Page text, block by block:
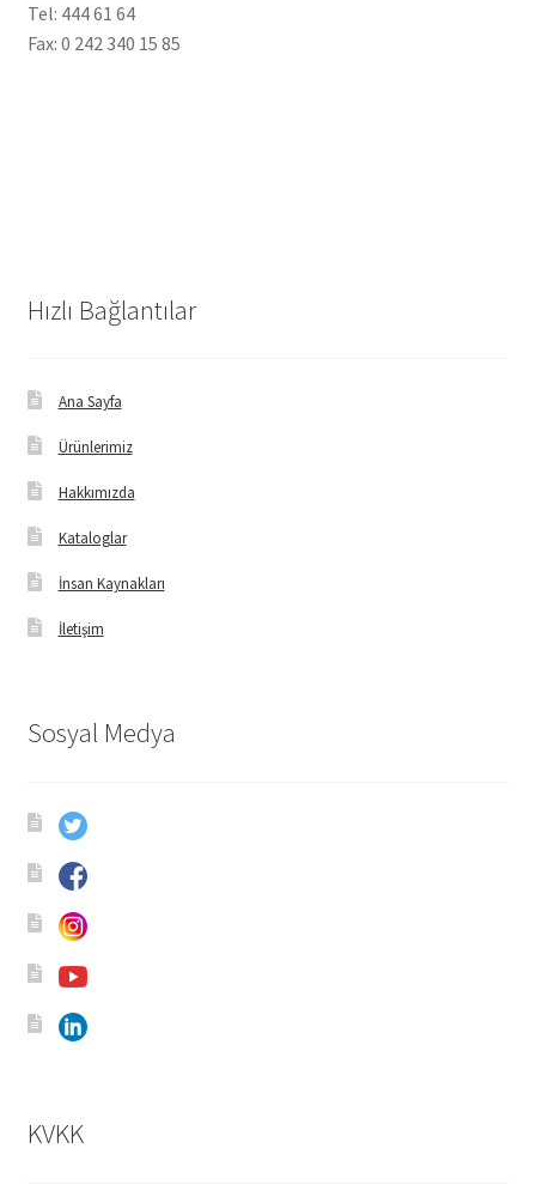
Tel: 444 61 64
Fax: 0 242 340 15 85
Hızlı Bağlantılar
Ana Sayfa
Ürünlerimiz
Hakkımızda
Kataloglar
İnsan Kaynakları
İletişim
Sosyal Medya
KVKK